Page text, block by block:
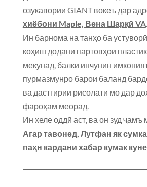
озукавории GIANT вокеъ дар
хиёбони Maple, Вена Шарқӣ VA.
Ин барнома на танҳо ба
коҳиш додани партовҳои
мекунад, балки инчунин
пурмазмунро барои баланд
ва дастгирии рисолати мо дар
фароҳам меорад.
Ин хеле оддӣ аст, ва он зуд
Агар тавонед, Лутфан як
паҳн кардани хабар кумак